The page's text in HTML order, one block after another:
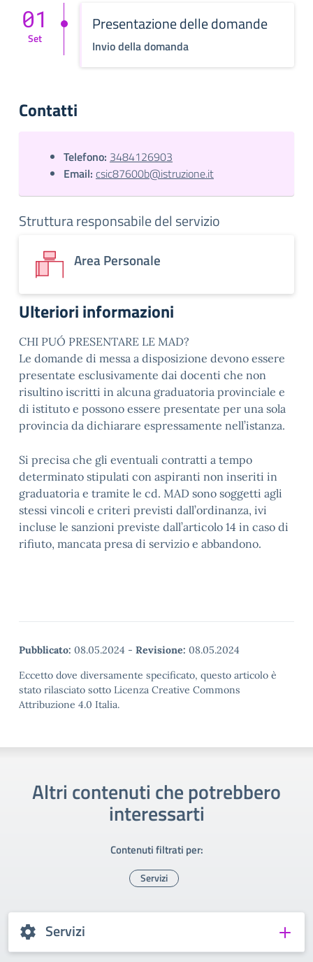
Presentazione delle domande
Invio della domanda
01
Set
Contatti
Telefono: 3484126903
Email: csic87600b@istruzione.it
Struttura responsabile del servizio
Area Personale
Ulteriori informazioni
CHI PUÓ PRESENTARE LE MAD?
Le domande di messa a disposizione devono essere
presentate esclusivamente dai docenti che non
risultino iscritti in alcuna graduatoria provinciale e
di istituto e possono essere presentate per una sola
provincia da dichiarare espressamente nell’istanza.
Si precisa che gli eventuali contratti a tempo
determinato stipulati con aspiranti non inseriti in
graduatoria e tramite le cd. MAD sono soggetti agli
stessi vincoli e criteri previsti dall’ordinanza, ivi
incluse le sanzioni previste dall’articolo 14 in caso di
rifiuto, mancata presa di servizio e abbandono.
Pubblicato: 08.05.2024 - Revisione: 08.05.2024
Eccetto dove diversamente specificato, questo articolo è
stato rilasciato sotto Licenza Creative Commons
Attribuzione 4.0 Italia.
Altri contenuti che potrebbero
interessarti
Contenuti filtrati per:
Servizi
Servizi